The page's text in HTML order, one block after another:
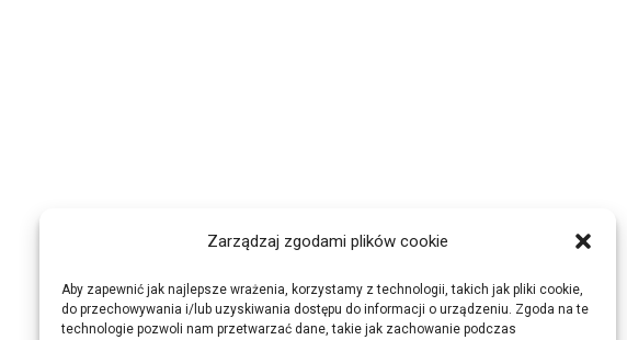
Zarządzaj zgodami plików cookie
Aby zapewnić jak najlepsze wrażenia, korzystamy z technologii, takich jak pliki cookie,
do przechowywania i/lub uzyskiwania dostępu do informacji o urządzeniu. Zgoda na te
technologie pozwoli nam przetwarzać dane, takie jak zachowanie podczas